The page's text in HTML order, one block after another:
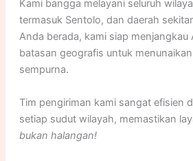
Kami bangga melayani seluruh
termasuk Sentolo, dan daerah
Anda berada, kami siap menjangkau
batasan geografis untuk
sempurna.
Tim pengiriman kami sangat efisien
setiap sudut wilayah, memastikan
bukan halangan!